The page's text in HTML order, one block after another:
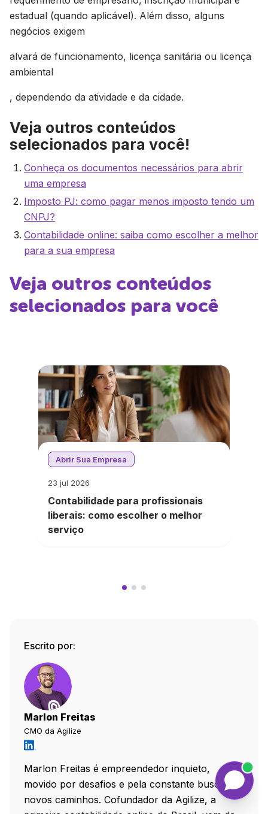
estadual (quando aplicável). Além disso, alguns
negócios exigem
alvará de funcionamento, licença sanitária ou licença
ambiental
, dependendo da atividade e da cidade.
Veja outros conteúdos
selecionados para você!
Conheça os documentos necessários para abrir
uma empresa
Imposto PJ: como pagar menos imposto tendo um
CNPJ?
Contabilidade online: saiba como escolher a melhor
para a sua empresa
Veja outros conteúdos
selecionados para você
Abrir Sua Empresa
23 jul 2026
Contabilidade para profissionais
liberais: como escolher o melhor
serviço
Escrito por:
Marlon Freitas
CMO da Agilize
Marlon Freitas é empreendedor inquieto,
movido por desafios e pela constante busca por
novos caminhos. Cofundador da Agilize, a